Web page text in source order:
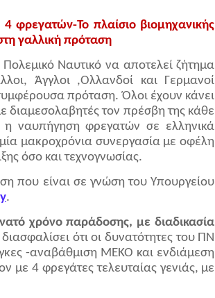
φρεγατών-Το πλαίσιο βιομηχανικής
γαλλική πρόταση
Ναυτικό να αποτελεί ζήτημα
Άγγλοι ,Ολλανδοί και Γερμανοί
πρόταση. Όλοι έχουν κάνει
διαμεσολαβητές τον πρέσβη της κάθε
η ναυπήγηση φρεγατών σε ελληνικά
μακροχρόνια συνεργασία με οφέλη
όσο και τεχνογνωσίας.
που είναι σε γνώση του Υπουργείου
.
χρόνο παράδοσης, με διαδικασία
ότι οι δυνατότητες του ΠN
-αναβάθμιση MEKO και ενδιάμεση
με 4 φρεγάτες τελευταίας γενιάς, με